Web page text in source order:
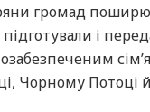
громад
і
Чорному Потоці